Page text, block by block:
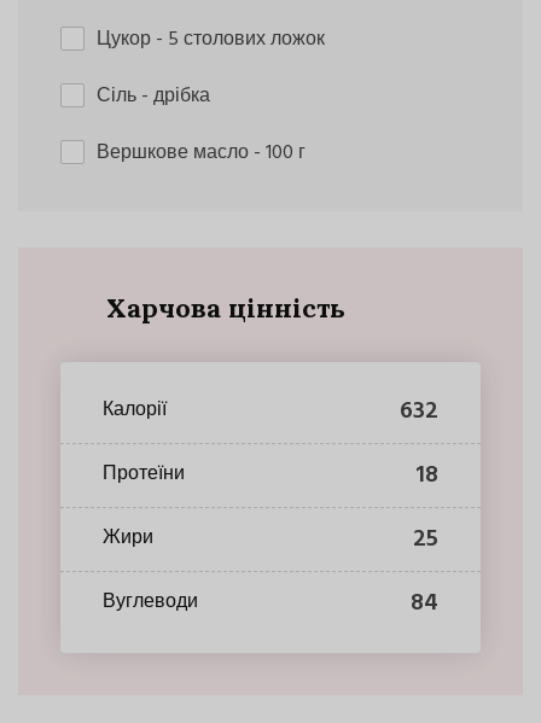
Цукор- 5 столових ложок
Сіль- дрібка
Вершкове масло- 100 г
Харчова цінність
Калорії 632
Протеїни 18
Жири 25
Вуглеводи 84